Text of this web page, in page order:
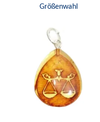
Größenwahl